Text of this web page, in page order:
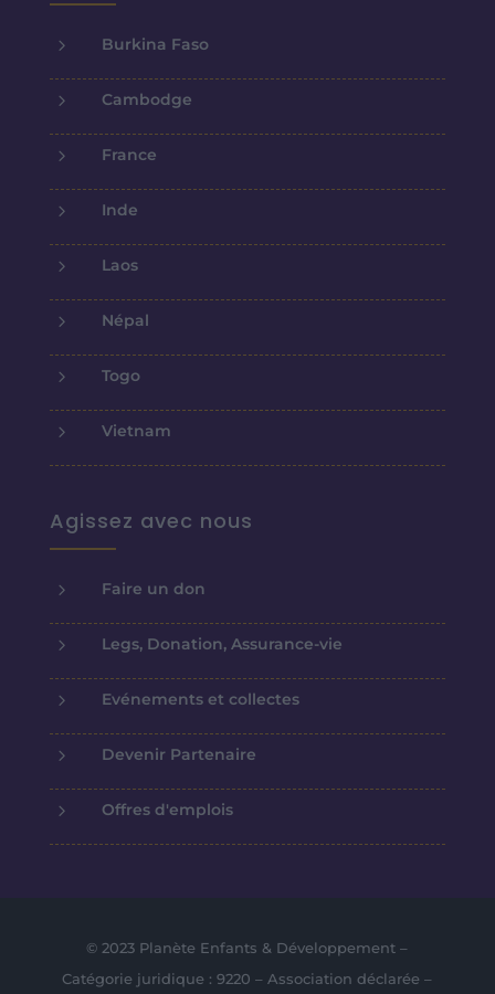
5 Burkina Faso
5 Cambodge
5 France
5 Inde
5 Laos
5 Népal
5 Togo
5 Vietnam
Agissez avec nous
5 Faire un don
5 Legs, Donation, Assurance-vie
5 Evénements et collectes
5 Devenir Partenaire
5 Offres d'emplois
© 2023 Planète Enfants & Développement –
Catégorie juridique : 9220 – Association déclarée –